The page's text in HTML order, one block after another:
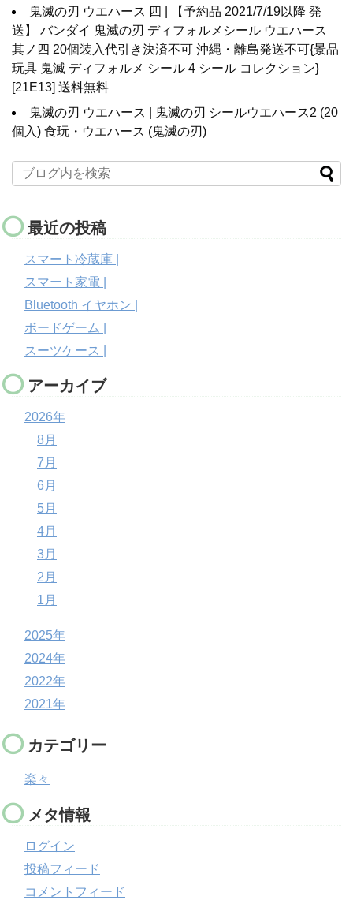
鬼滅の刃 ウエハース 四 | 【予約品 2021/7/19以降 発
送】 バンダイ 鬼滅の刃 ディフォルメシール ウエハース
其ノ四 20個装入代引き決済不可 沖縄・離島発送不可{景品
玩具 鬼滅 ディフォルメ シール 4 シール コレクション}
[21E13] 送料無料
鬼滅の刃 ウエハース | 鬼滅の刃 シールウエハース2 (20
個入) 食玩・ウエハース (鬼滅の刃)
最近の投稿
スマート冷蔵庫 |
スマート家電 |
Bluetooth イヤホン |
ボードゲーム |
スーツケース |
アーカイブ
2026年
8月
7月
6月
5月
4月
3月
2月
1月
2025年
2024年
2022年
2021年
カテゴリー
楽々
メタ情報
ログイン
投稿フィード
コメントフィード